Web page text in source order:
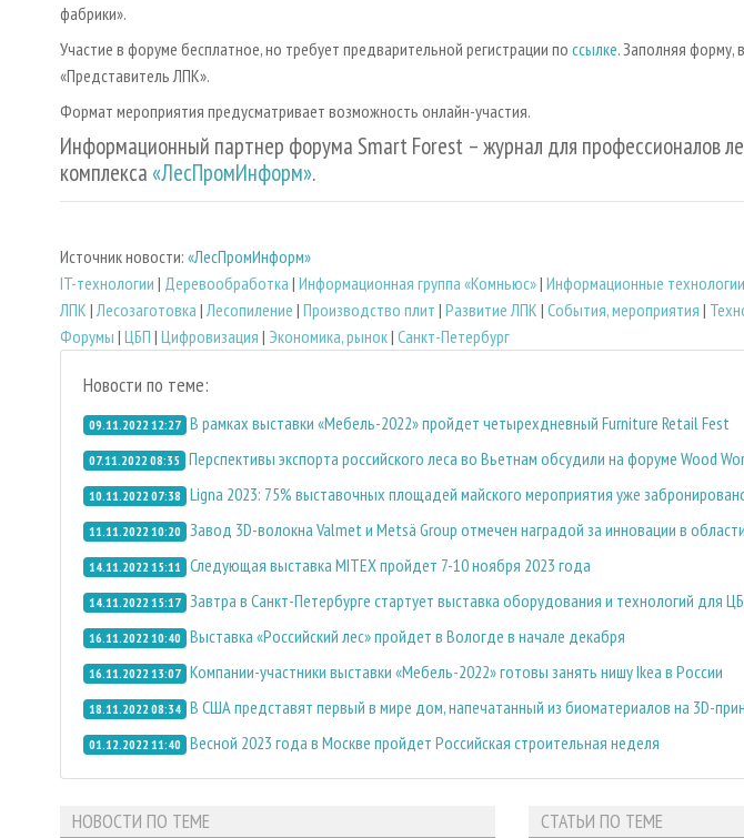
фабрики».
Участие в форуме бесплатное, но требует предварительной регистрации по ссылке. Заполняя форму,
«Представитель ЛПК».
Формат мероприятия предусматривает возможность онлайн-участия.
Информационный партнер форума Smart Forest – журнал для профессионалов
комплекса«ЛесПромИнформ».
Источник новости: «ЛесПромИнформ»
IT-технологии | Деревообработка | Информационная группа «Комньюс»| Информационные технологии
ЛПК | Лесозаготовка | Лесопиление | Производство плит | Развитие ЛПК | События, мероприятия |
Форумы | ЦБП | Цифровизация | Экономика, рынок| Санкт-Петербург
Новости по теме:
09.11.2022 12:27 В рамках выставки «Мебель-2022» пройдет четырехдневный Furniture Retail Fest
07.11.2022 08:35 Перспективы экспорта российского леса во Вьетнам обсудили на форуме Wood
10.11.2022 07:38 Ligna 2023: 75% выставочных площадей майского мероприятия уже
11.11.2022 10:20 Завод 3D-волокна Valmet и Metsä Group отмечен наградой за инновации в
14.11.2022 15:11 Следующая выставка MITEX пройдет 7-10 ноября 2023 года
14.11.2022 15:17 Завтра в Санкт-Петербурге стартует выставка оборудования и технологий для
16.11.2022 10:40 Выставка «Российский лес» пройдет в Вологде в начале декабря
16.11.2022 13:07 Компании-участники выставки «Мебель-2022» готовы занять нишу Ikea в России
18.11.2022 08:34 В США представят первый в мире дом, напечатанный из биоматериалов на 3D-
01.12.2022 11:40 Весной 2023 года в Москве пройдет Российская строительная неделя
НОВОСТИ ПО ТЕМЕ СТАТЬИ ПО ТЕМЕ